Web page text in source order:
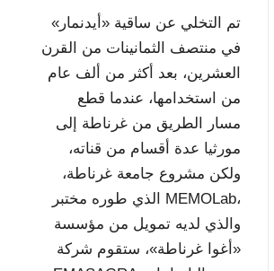
تم التخلي عن ساقية «أيدنمار»
في منتصف الثمانينات من القرن
العشرين، بعد أكثر من ألف عام
من استخدامها، عندما قطع
مسار الطريق من غرناطة إلى
مورثيا عدة أقسام من قناته،
ولكن مشروع جامعة غرناطة،
الذي طوره مختبر MEMOLab،
والذي لديه تمويل من مؤسسة
«أغوا غرناطة»، ستقوم شركة